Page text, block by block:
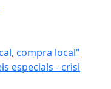
compra local"
especials - crisi